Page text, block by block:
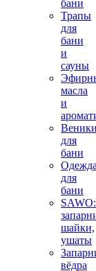
бани
Трапы
для
бани
и
сауны
масла
и
Веники
для
бани
Одежда
для
бани
SAWO:
шайки,
ушаты
вёдра